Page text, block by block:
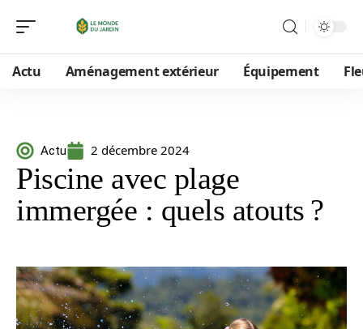
Actu Aménagement extérieur Équipement
Actu 2 décembre 2024
Piscine avec plage
immergée : quels atouts ?